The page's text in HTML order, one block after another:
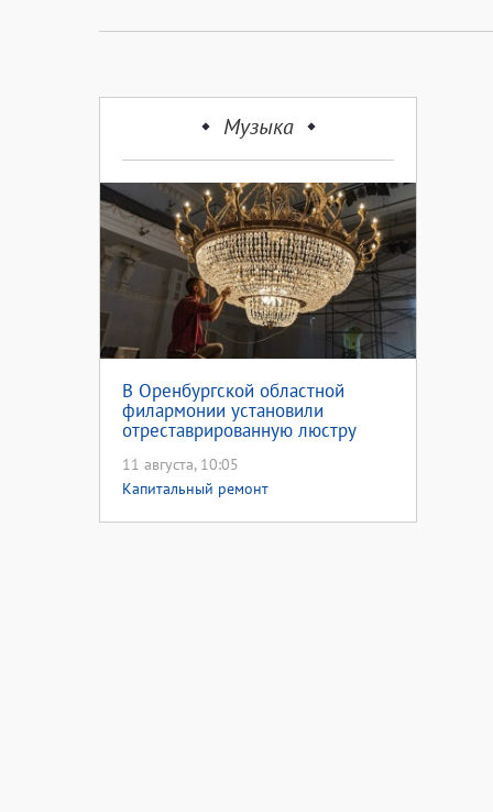
Музыка
В Оренбургской областной
филармонии установили
отреставрированную люстру
11 августа, 10:05
Капитальный ремонт